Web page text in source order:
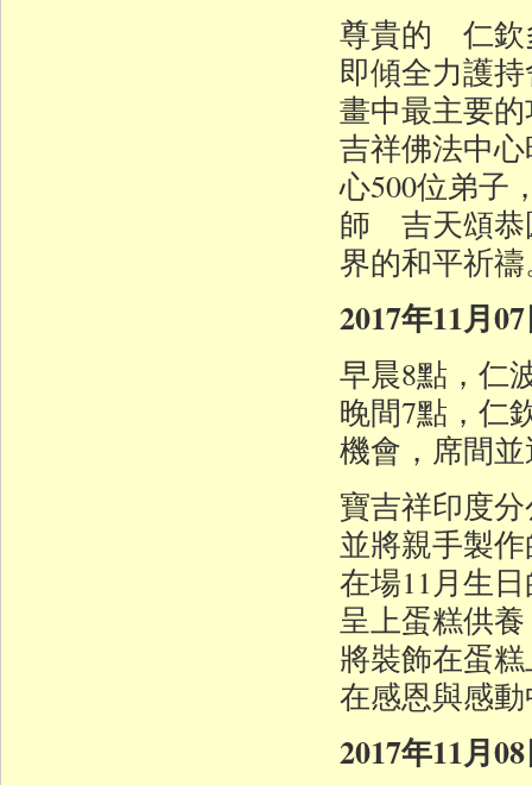
尊貴的 仁欽
即傾全力護
畫中最主要
吉祥佛法中
心500位弟子
師 吉天頌恭
界的和平祈
2017年11月
早晨8點，仁
晚間7點，仁
機會，席間
寶吉祥印度
並將親手製
在場11月生
呈上蛋糕供
將裝飾在蛋
在感恩與感
2017年11月